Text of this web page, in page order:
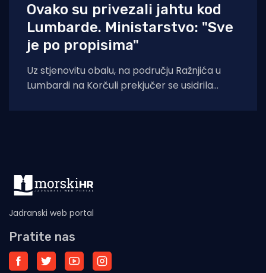
Ovako su privezali jahtu kod
Lumbarde. Ministarstvo: "Sve
je po propisima"
Uz stjenovitu obalu, na području Ražnjića u
Lumbardi na Korčuli prekjučer se usidrila
Jadranski web portal
Pratite nas